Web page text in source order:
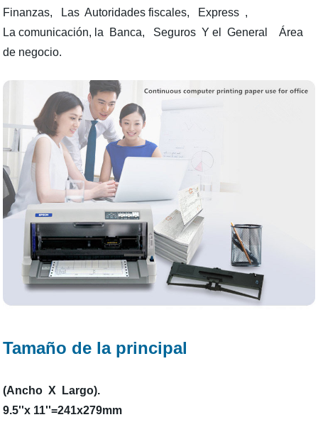
Finanzas, Las Autoridades fiscales, Express ,
La comunicación, la Banca, Seguros Y el General Área
de negocio.
Tamaño de la principal
(Ancho X Largo).
9.5''x 11''=241x279mm